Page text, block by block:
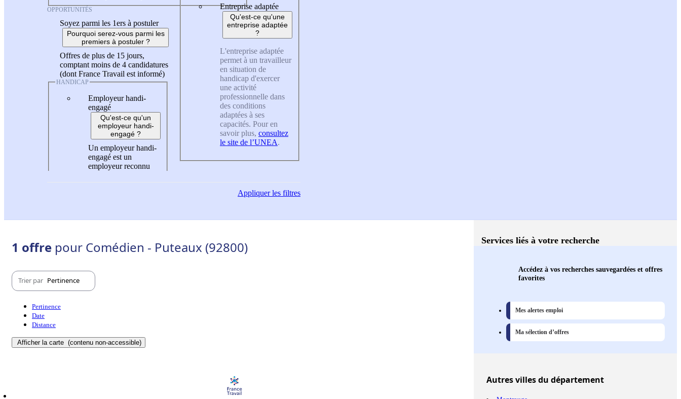
OPPORTUNITÉS
Soyez parmi les 1ers à postuler
Pourquoi serez-vous parmi les
premiers à postuler ?
Offres de plus de 15 jours,
comptant moins de 4 candidatures
(dont France Travail est informé)
HANDICAP
Employeur handi-
engagé
Qu'est-ce qu'un
employeur handi-
engagé ?
Un employeur handi-
engagé est un
employeur reconnu
Entreprise adaptée
Qu'est-ce qu'une
entreprise adaptée
?
L'entreprise adaptée
permet à un travailleur
en situation de
handicap d'exercer
une activité
professionnelle dans
des conditions
adaptées à ses
capacités. Pour en
savoir plus, consultez
le site de l’UNEA.
Appliquerles filtres
1 offre pour Comédien - Puteaux (92800)
Trier par Pertinence
Pertinence
Date
Distance
Afficher la carte (contenu non-accessible)
Services liés à votre recherche
Accédez à vos recherches sauvegardées et offres
favorites
Mes alertes emploi
Ma sélection d’offres
Autresvillesdu département